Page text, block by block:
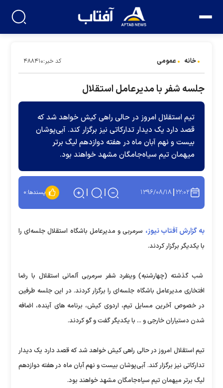
خانه عمومی کد خبر:۴۸۸۴۱۰
جلسه شفر با مدیرعامل استقلال
تیم استقلال امروز در حالی راهی کیش خواهد شد که
قصد دارد یک دیدار تدارکاتی نیز برگزار کند. آبی‌پوشان
بیست و نهم آبان ماه در هفته دوازدهم لیگ برتر
میهمان تیم سیاه‌جامگان مشهد خواهند بود.
۲۲:۰۲ ۱۳۹۶/۰۸/۱۸ پسندها:۰
به گزارش آفتاب نیوز، سرمربی و مدیرعامل باشگاه استقلال جلسه‌ای را
با یکدیگر برگزار کردند.
شب گذشته (چهارشنبه) وینفرد شفر سرمربی آلمانی استقلال با رضا
افتخاری مدیرعامل باشگاه جلسه‌ای را برگزار کردند. در این جلسه طرفین
در خصوص آخرین مسایل تیم، اردوی کیش، برنامه های آینده، اضافه
شدن دستیاران خارجی و ... با یکدیگر گفت و گو کردند.
تیم استقلال امروز در حالی راهی کیش خواهد شد که قصد دارد یک دیدار
تدارکاتی نیز برگزار کند. آبی‌پوشان بیست و نهم آبان ماه در هفته دوازدهم
لیگ برتر میهمان تیم سیاه‌جامگان مشهد خواهند بود.